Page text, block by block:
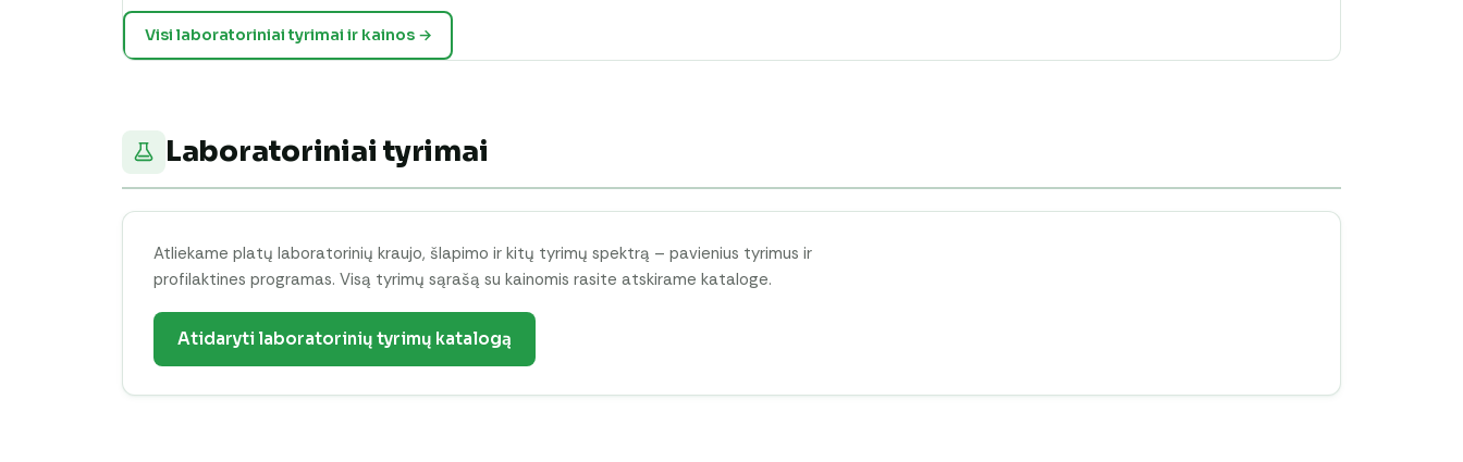
Visi laboratoriniai tyrimai ir kainos →
Laboratoriniai tyrimai
Atliekame platų laboratorinių kraujo, šlapimo ir kitų tyrimų spektrą – pavienius tyrimus ir
profilaktines programas. Visą tyrimų sąrašą su kainomis rasite atskirame kataloge.
Atidaryti laboratorinių tyrimų katalogą